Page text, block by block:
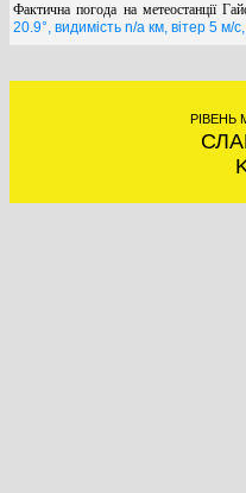
Фактична погода на метеостанції
20.9°, видимість n/a км, вітер 5 м/
РІВЕНЬ